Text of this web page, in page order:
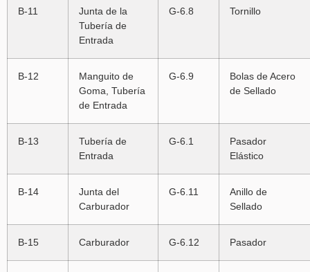
B-11
Junta de la
Tubería de
Entrada
G-6.8 Tornillo
B-12
Manguito de
Goma, Tubería
de Entrada
G-6.9
Bolas de Acero
de Sellado
B-13
Tubería de
Entrada
G-6.1
Pasador
Elástico
B-14
Junta del
Carburador
G-6.11
Anillo de
Sellado
B-15 Carburador G-6.12 Pasador